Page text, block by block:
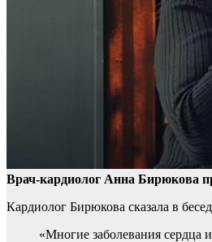
Врач-кардиолог Анна Бирюкова
Кардиолог Бирюкова сказала в
«Многие заболевания сердца